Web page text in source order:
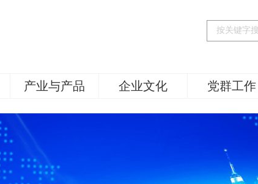
产业与产品 企业文化 党群工作